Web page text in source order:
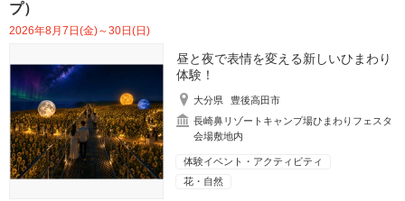
プ）
2026年8月7日(金)～30日(日)
昼と夜で表情を変える新しいひまわり
体験！
大分県
豊後高田市
長崎鼻リゾートキャンプ場ひまわりフェスタ
会場敷地内
体験イベント・アクティビティ
花・自然